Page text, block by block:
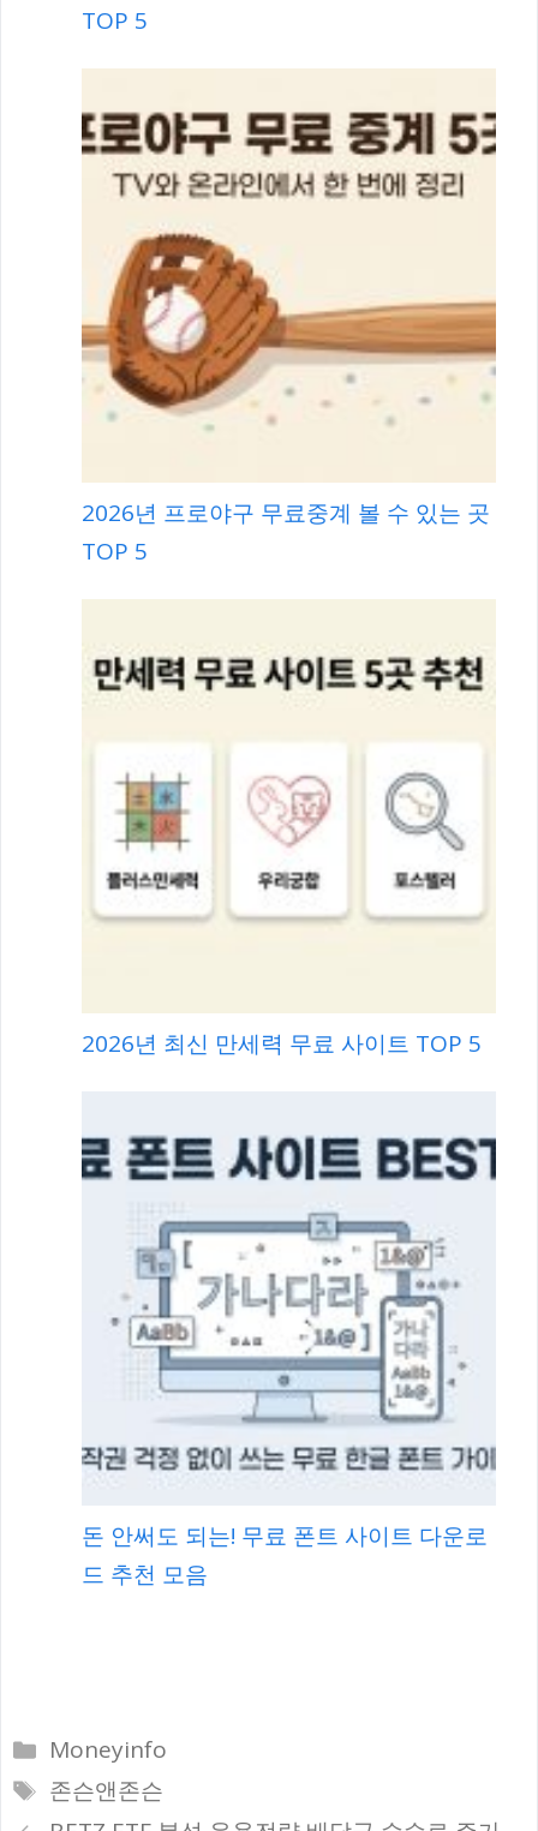
TOP 5
2026년 프로야구 무료중계 볼 수 있는 곳
TOP 5
2026년 최신 만세력 무료 사이트 TOP 5
돈 안써도 되는! 무료 폰트 사이트 다운로
드 추천 모음
카
테
고
Moneyinfo
태
그
존슨앤존슨